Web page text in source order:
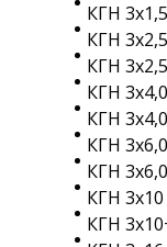
КГН
КГН 3х2,5
КГН
КГН 3х4,0
КГН
КГН 3х6,0
КГН
КГН 3х10
КГН